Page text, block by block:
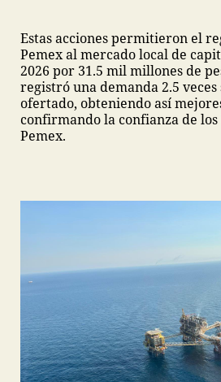
Estas acciones permitieron el
Pemex al mercado local de
2026 por 31.5 mil millones de
registró una demanda 2.5
ofertado, obteniendo así
confirmando la confianza de
Pemex.